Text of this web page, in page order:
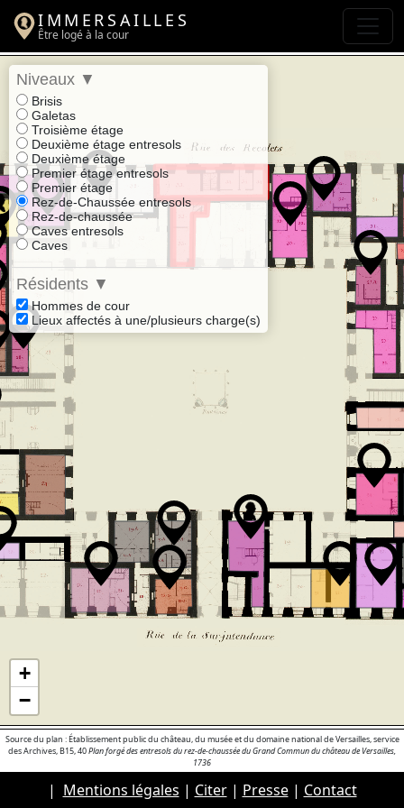
IMMERSAILLES
Être logé à la cour
Niveaux ▼
Brisis
Galetas
Troisième étage
Deuxième étage entresols
Deuxième étage
Premier étage entresols
Premier étage
Rez-de-Chaussée entresols
Rez-de-chaussée
Caves entresols
Caves
Résidents ▼
Hommes de cour
Lieux affectés à une/plusieurs charge(s)
+
−
Source du plan : Établissement public du château, du musée et du domaine national de Versailles, service
des Archives, B15, 40Plan forgé des entresols du rez-de-chaussée du Grand Commun du château de Versailles,
1736
| Mentions légales | Citer| Presse| Contact